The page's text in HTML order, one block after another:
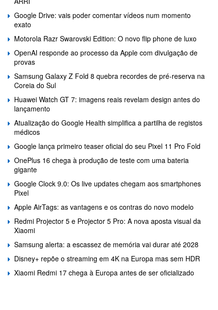
Google Drive: vais poder comentar vídeos num momento
exato
Motorola Razr Swarovski Edition: O novo flip phone de luxo
OpenAI responde ao processo da Apple com divulgação de
provas
Samsung Galaxy Z Fold 8 quebra recordes de pré-reserva na
Coreia do Sul
Huawei Watch GT 7: imagens reais revelam design antes do
lançamento
Atualização do Google Health simplifica a partilha de registos
médicos
Google lança primeiro teaser oficial do seu Pixel 11 Pro Fold
OnePlus 16 chega à produção de teste com uma bateria
gigante
Google Clock 9.0: Os live updates chegam aos smartphones
Pixel
Apple AirTags: as vantagens e os contras do novo modelo
Redmi Projector 5 e Projector 5 Pro: A nova aposta visual da
Xiaomi
Samsung alerta: a escassez de memória vai durar até 2028
Disney+ repõe o streaming em 4K na Europa mas sem HDR
Xiaomi Redmi 17 chega à Europa antes de ser oficializado